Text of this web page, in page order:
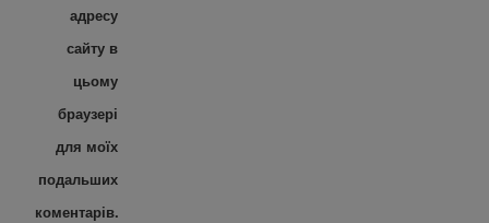
адресу
сайту в
цьому
браузері
для моїх
подальших
коментарів.